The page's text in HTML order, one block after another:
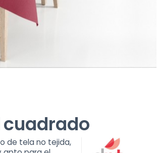
de tela no tejida,